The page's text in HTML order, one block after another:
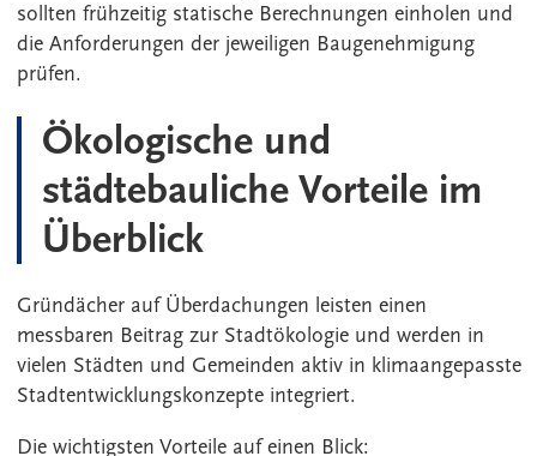
sollten frühzeitig statische Berechnungen einholen und
die Anforderungen der jeweiligen Baugenehmigung
prüfen.
Ökologische und
städtebauliche Vorteile im
Überblick
Gründächer auf Überdachungen leisten einen
messbaren Beitrag zur Stadtökologie und werden in
vielen Städten und Gemeinden aktiv in klimaangepasste
Stadtentwicklungskonzepte integriert.
Die wichtigsten Vorteile auf einen Blick: